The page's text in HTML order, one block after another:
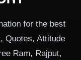
for the best
Quotes, Attitude
Ram, Rajput,